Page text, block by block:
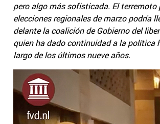
pero algo más sofisticada. El terremoto
elecciones regionales de marzo podría
delante la coalición de Gobierno del
quien ha dado continuidad a la política
largo de los últimos nueve años.